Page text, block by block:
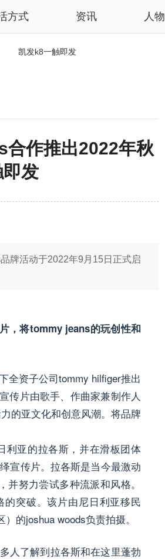
方式 资讯 人物
凯发k8一触即发
作推出2022年秋
发
牌活动于2022年9月15日正式启
，将tommy jeans的玩创性和
全资子公司tommy hilfiger推出
传片由歌手、作曲家兼制作人
的亚文化和创意风潮。将品牌
利亚的拉各斯，并在滑板团体
宣传片。拉各斯是当今最激动
努力尝试多种流派和风格。
突破。该片由尼日利亚移民
的joshua woods负责拍摄。
人了解到拉各斯和在这里蓬勃